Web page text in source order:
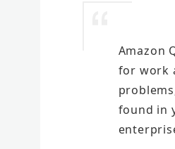
Amazon
for work
found in